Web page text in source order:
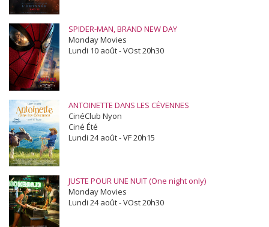
SPIDER-MAN, BRAND NEW DAY
Monday Movies
Lundi 10 août - VOst 20h30
ANTOINETTE DANS LES CÉVENNES
CinéClub Nyon
Ciné Été
Lundi 24 août - VF 20h15
JUSTE POUR UNE NUIT (One night only)
Monday Movies
Lundi 24 août - VOst 20h30